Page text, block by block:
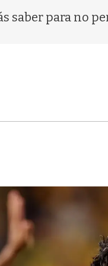
saber para no